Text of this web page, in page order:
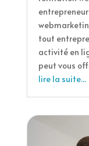
tout
activité en
peut vous
lire la suite...